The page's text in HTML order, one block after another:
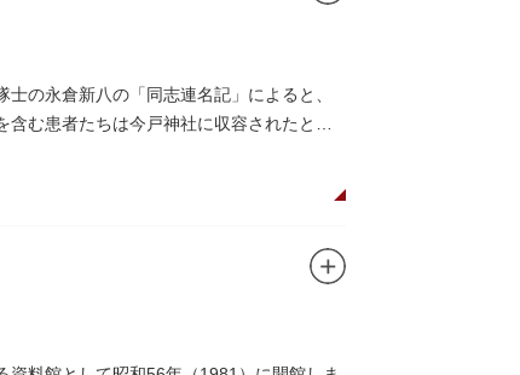
の永倉新八の「同志連名記」によると、
む患者たちは今戸神社に収容されたとあ